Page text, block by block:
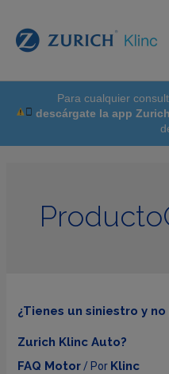
Para cualquier
descárgate la app
¿Tienes un siniestro y
Zurich Klinc Auto?
FAQ Motor/ Por Klinc